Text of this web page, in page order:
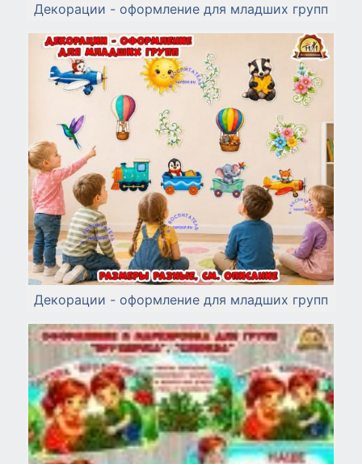
Декорации - оформление для младших групп
Декорации - оформление для младших групп